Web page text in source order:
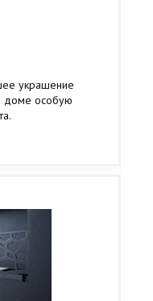
украшение
доме особую